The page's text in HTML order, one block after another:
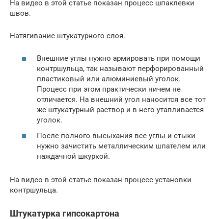
На видео в этой статье показан процесс шпаклевки
швов.
Натягивание штукатурного слоя.
Внешние углы нужно армировать при помощи
контршульца, так называют перфорированный
пластиковый или алюминиевый уголок.
Процесс при этом практически ничем не
отличается. На внешний угол наносится все тот
же штукатурный раствор и в него утапливается
уголок.
После полного высыхания все углы и стыки
нужно зачистить металлическим шпателем или
наждачной шкуркой.
На видео в этой статье показан процесс установки
контршульца.
Штукатурка гипсокартона